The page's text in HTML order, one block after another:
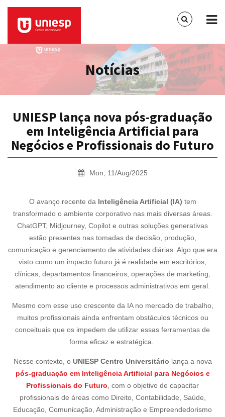
Notícias
UNIESP lança nova pós-graduação
em Inteligência Artificial para
Negócios e Profissionais do Futuro
Mon, 11/Aug/2025
O avanço recente da Inteligência Artificial (IA) tem
transformado o ambiente corporativo nas mais diversas áreas.
ChatGPT, Midjourney, Copilot e outras soluções generativas
estão presentes nas tomadas de decisão, produção,
comunicação e gerenciamento de atividades diárias. Algo que era
visto como um impacto futuro já é realidade em escritórios,
clínicas, departamentos financeiros, operações de marketing,
atendimento ao cliente e processos administrativos em geral.
Mesmo com esse uso crescente da IA no mercado de trabalho,
muitos profissionais ainda enfrentam obstáculos técnicos ou
conceituais que os impedem de utilizar essas ferramentas de
forma eficaz e estratégica.
Nesse contexto, o UNIESP Centro Universitário lança a nova
pós-graduação em Inteligência Artificial para Negócios e
Profissionais do Futuro com o objetivo de capacitar
profissionais de áreas como Direito, Contabilidade, Saúde,
Educação, Comunicação, Administração e Empreendedorismo